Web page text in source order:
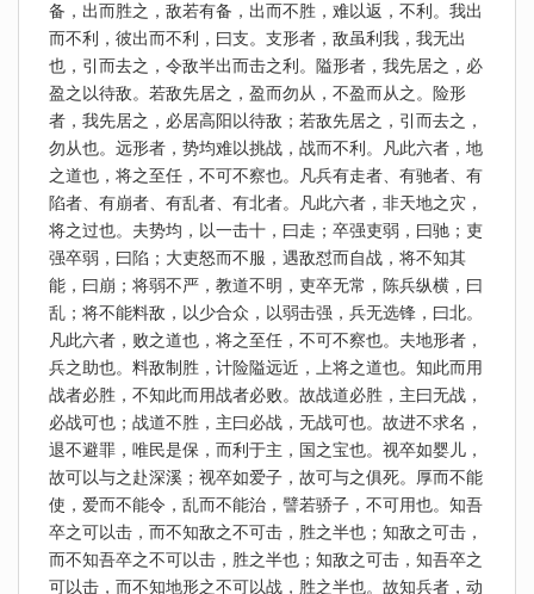
备，出而胜之，敌若有备，出而不胜，难以返，不利。我出
而不利，彼出而不利，曰支。支形者，敌虽利我，我无出
也，引而去之，令敌半出而击之利。隘形者，我先居之，必
盈之以待敌。若敌先居之，盈而勿从，不盈而从之。险形
者，我先居之，必居高阳以待敌；若敌先居之，引而去之，
勿从也。远形者，势均难以挑战，战而不利。凡此六者，地
之道也，将之至任，不可不察也。凡兵有走者、有驰者、有
陷者、有崩者、有乱者、有北者。凡此六者，非天地之灾，
将之过也。夫势均，以一击十，曰走；卒强吏弱，曰驰；吏
强卒弱，曰陷；大吏怒而不服，遇敌怼而自战，将不知其
能，曰崩；将弱不严，教道不明，吏卒无常，陈兵纵横，曰
乱；将不能料敌，以少合众，以弱击强，兵无选锋，曰北。
凡此六者，败之道也，将之至任，不可不察也。夫地形者，
兵之助也。料敌制胜，计险隘远近，上将之道也。知此而用
战者必胜，不知此而用战者必败。故战道必胜，主曰无战，
必战可也；战道不胜，主曰必战，无战可也。故进不求名，
退不避罪，唯民是保，而利于主，国之宝也。视卒如婴儿，
故可以与之赴深溪；视卒如爱子，故可与之俱死。厚而不能
使，爱而不能令，乱而不能治，譬若骄子，不可用也。知吾
卒之可以击，而不知敌之不可击，胜之半也；知敌之可击，
而不知吾卒之不可以击，胜之半也；知敌之可击，知吾卒之
可以击，而不知地形之不可以战，胜之半也。故知兵者，动